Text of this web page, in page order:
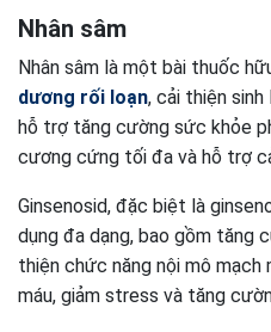
Nhân sâm
Nhân sâm là một bài thuốc
dương rối loạn, cải thiện sinh
hỗ trợ tăng cường sức khỏe
cương cứng tối đa và hỗ trợ
Ginsenosid, đặc biệt là
dụng đa dạng, bao gồm tăng
thiện chức năng nội mô
máu, giảm stress và tăng